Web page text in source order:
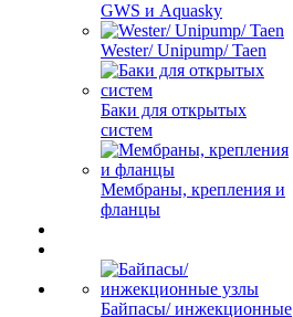
GWS и Aquasky
Wester/ Unipump/ Taen
Баки для открытых
систем
Мембраны, крепления и
фланцы
Байпасы/ инжекционные